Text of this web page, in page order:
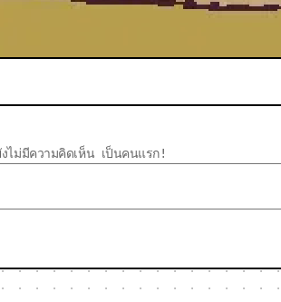
งไม่มีความคิดเห็น เป็นคนแรก!